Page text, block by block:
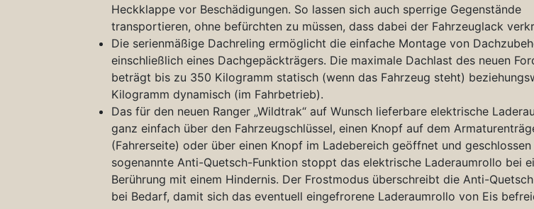
Heckklappe vor Beschädigungen. So lassen sich auch sperrige Gegenstände
transportieren, ohne befürchten zu müssen, dass dabei der Fahrzeuglack
Die serienmäßige Dachreling ermöglicht die einfache Montage von
einschließlich eines Dachgepäckträgers. Die maximale Dachlast des neuen
beträgt bis zu 350 Kilogramm statisch (wenn das Fahrzeug steht)
Kilogramm dynamisch (im Fahrbetrieb).
Das für den neuen Ranger „Wildtrak“ auf Wunsch lieferbare elektrische
ganz einfach über den Fahrzeugschlüssel, einen Knopf auf dem
(Fahrerseite) oder über einen Knopf im Ladebereich geöffnet und
sogenannte Anti-Quetsch-Funktion stoppt das elektrische Laderaumrollo bei
Berührung mit einem Hindernis. Der Frostmodus überschreibt die Anti-
bei Bedarf, damit sich das eventuell eingefrorene Laderaumrollo von Eis